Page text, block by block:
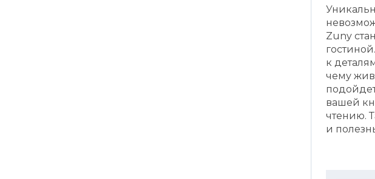
Zuny
к
чему
вашей
чтению.
и